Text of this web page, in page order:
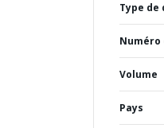
Type de
Volume
Pays